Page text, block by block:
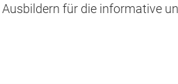
für die informative